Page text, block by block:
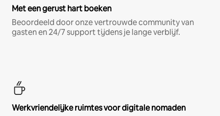
Met een gerust hart boeken
Beoordeeld door onze vertrouwde community van
gasten en 24/7 support tijdens je lange verblijf.
Werkvriendelijke ruimtes voor digitale nomaden